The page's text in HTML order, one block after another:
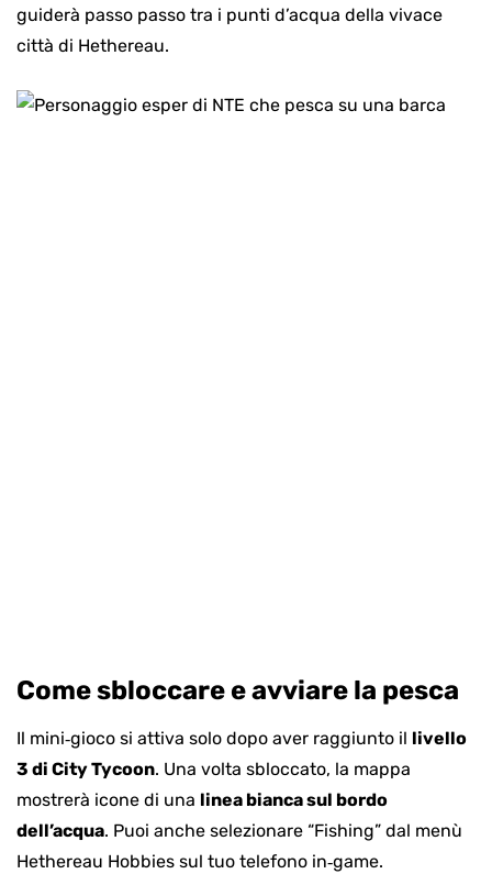
guiderà passo passo tra i punti d’acqua della vivace
città di Hethereau.
Come sbloccare e avviare la pesca
Il mini‑gioco si attiva solo dopo aver raggiunto il livello
3 di City Tycoon. Una volta sbloccato, la mappa
mostrerà icone di una linea bianca sul bordo
dell’acqua. Puoi anche selezionare “Fishing” dal menù
Hethereau Hobbies sul tuo telefono in‑game.